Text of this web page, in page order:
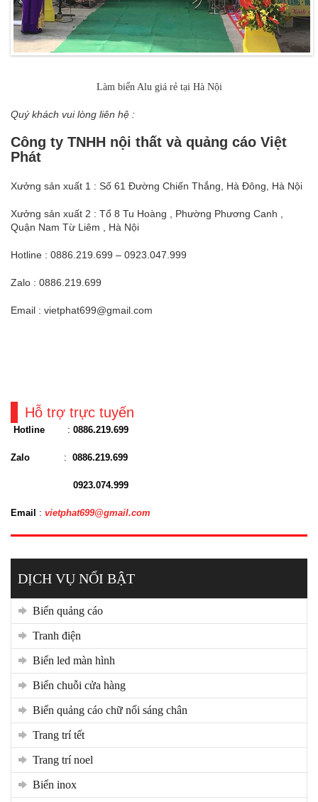
Làm biển Alu giá rẻ tại Hà Nội
Quý khách vui lòng liên hệ :
Công ty TNHH nội thất và quảng cáo Việt
Phát
Xưởng sản xuất 1 : Số 61 Đường Chiến Thắng, Hà Đông, Hà Nội
Xưởng sản xuất 2 : Tổ 8 Tu Hoàng , Phường Phương Canh ,
Quận Nam Từ Liêm , Hà Nội
Hotline : 0886.219.699 – 0923.047.999
Zalo : 0886.219.699
Email : vietphat699@gmail.com
Hỗ trợ trực tuyến
Hotline : 0886.219.699
Zalo : 0886.219.699
0923.074.999
Email : vietphat699@gmail.com
DỊCH VỤ NỔI BẬT
biển quảng cáo
tranh điện
biển led màn hình
biển chuỗi cửa hàng
biển quảng cáo chữ nổi sáng chân
trang trí tết
trang trí noel
biển inox